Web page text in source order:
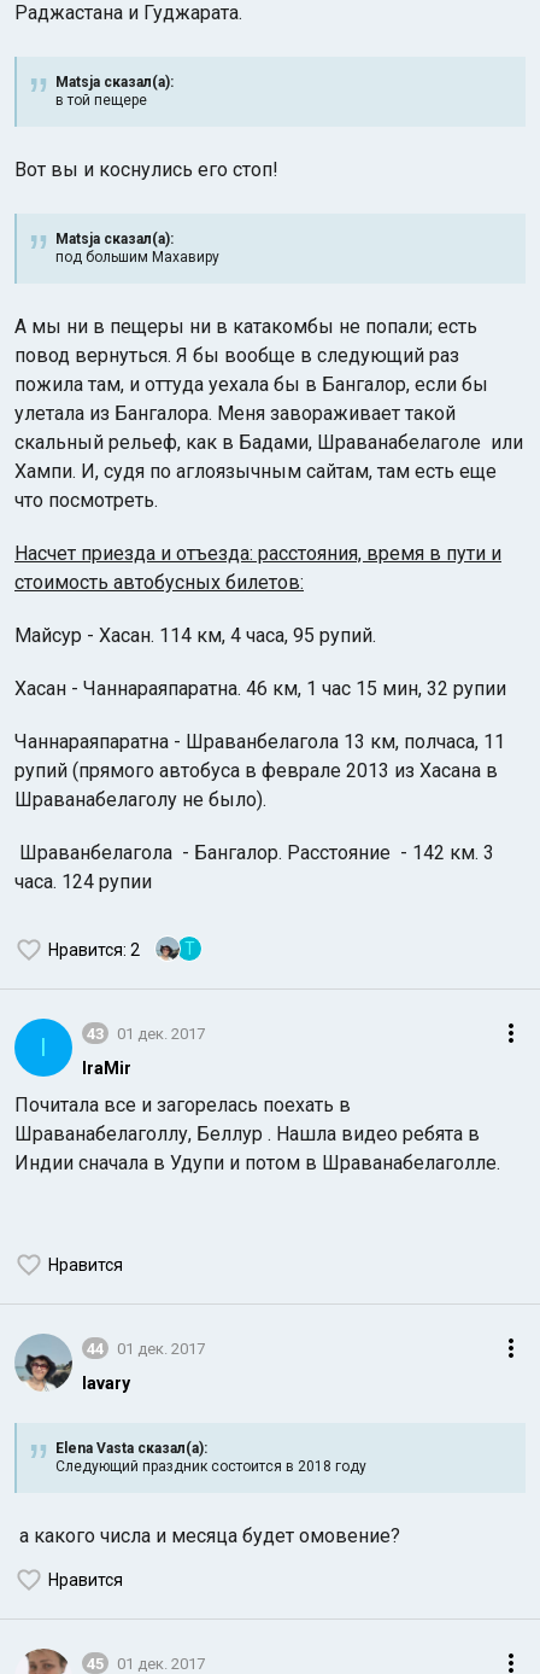
Раджастана и Гуджарата.
Matsja сказал(а):
в той пещере
Вот вы и коснулись его стоп!
Matsja сказал(а):
под большим Махавиру
А мы ни в пещеры ни в катакомбы не попали; есть
повод вернуться. Я бы вообще в следующий раз
пожила там, и оттуда уехала бы в Бангалор, если бы
улетала из Бангалора. Меня завораживает такой
скальный рельеф, как в Бадами, Шраванабелаголе или
Хампи. И, судя по аглоязычным сайтам, там есть еще
что посмотреть.
Насчет приезда и отъезда: расстояния, время в пути и
стоимость автобусных билетов:
Майсур - Хасан. 114 км, 4 часа, 95 рупий.
Хасан - Чаннараяпаратна. 46 км, 1 час 15 мин, 32 рупии
Чаннараяпаратна - Шраванбелагола 13 км, полчаса, 11
рупий (прямого автобуса в феврале 2013 из Хасана в
Шраванабелаголу не было).
Шраванбелагола - Бангалор. Расстояние - 142 км. 3
часа. 124 рупии
Нравится: 2 T
I 43 01 дек. 2017
IraMir
Почитала все и загорелась поехать в
Шраванабелаголлу, Беллур . Нашла видео ребята в
Индии сначала в Удупи и потом в Шраванабелаголле.
Нравится
44 01 дек. 2017
lavary
Elena Vasta сказал(а):
Следующий праздник состоится в 2018 году
а какого числа и месяца будет омовение?
Нравится
45 01 дек. 2017